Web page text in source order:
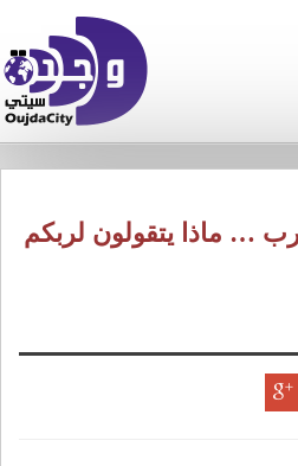
… ماذا يتقولون لربكم